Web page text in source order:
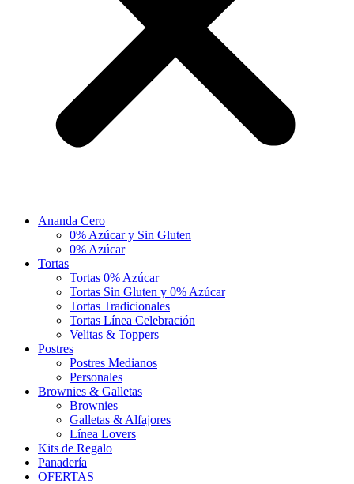
Ananda Cero
0% Azúcar y Sin Gluten
0% Azúcar
Tortas
Tortas 0% Azúcar
Tortas Sin Gluten y 0% Azúcar
Tortas Tradicionales
Tortas Línea Celebración
Velitas & Toppers
Postres
Postres Medianos
Personales
Brownies & Galletas
Brownies
Galletas & Alfajores
Línea Lovers
Kits de Regalo
Panadería
OFERTAS